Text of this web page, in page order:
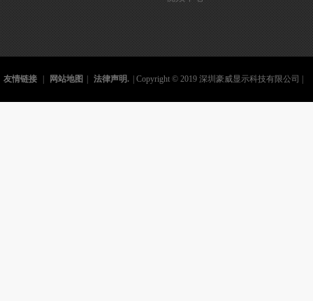
友情链接 网站地图 法律声明. | Copyright © 2019 深圳豪威显示科技有限公司 |